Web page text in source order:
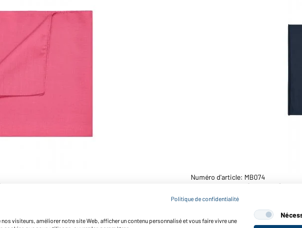
Numéro d'article: MB074
X-tube Coton (marine)
Politique de confidentialité
visiteurs, améliorer notre site Web, afficher un contenu personnalisé et vous faire vivre une